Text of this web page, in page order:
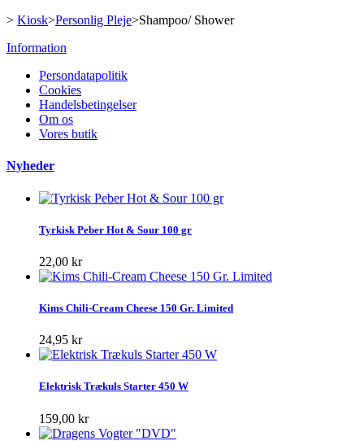
> Kiosk>Personlig Pleje>Shampoo/ Shower
Information
Persondatapolitik
Cookies
Handelsbetingelser
Om os
Vores butik
Nyheder
Tyrkisk Peber Hot & Sour 100 gr
22,00 kr
Kims Chili-Cream Cheese 150 Gr. Limited
24,95 kr
Elektrisk Trækuls Starter 450 W
159,00 kr